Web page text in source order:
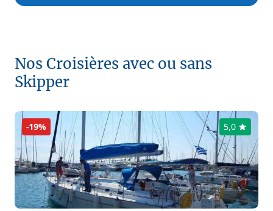
Nos Croisières avec ou sans
Skipper
-19% 5,0